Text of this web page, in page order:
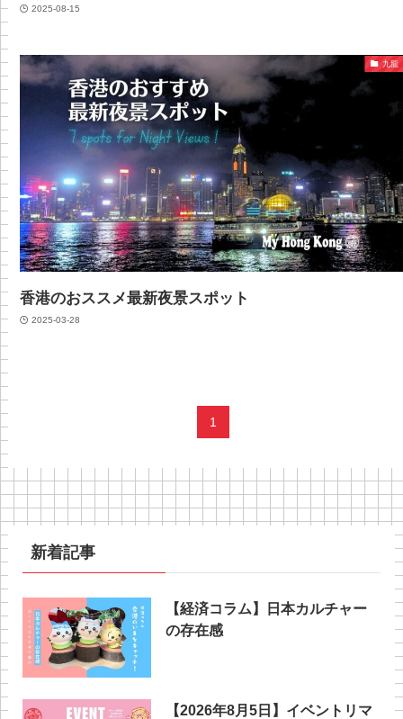
2025-08-15
九龍
香港のおススメ最新夜景スポット
2025-03-28
1
新着記事
【経済コラム】日本カルチャー
の存在感
【2026年8月5日】イベントリマ